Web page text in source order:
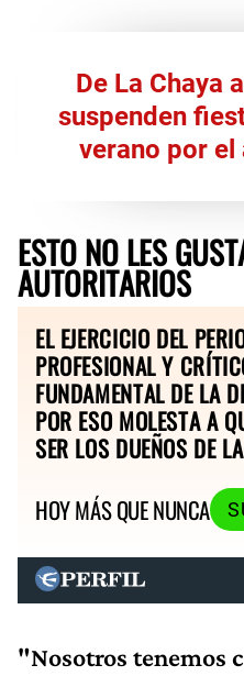
De La Chaya
suspenden
verano por el
ESTO NO LES
AUTORITARIOS
EL EJERCICIO DEL
PROFESIONAL Y
FUNDAMENTAL DE LA
POR ESO MOLESTA A
SER LOS DUEÑOS DE
HOY MÁS QUE NUNCA
"Nosotros tenemos